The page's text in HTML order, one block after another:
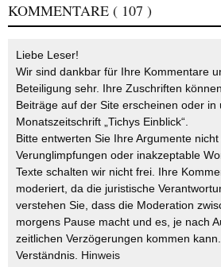
KOMMENTARE ( 107 )
Liebe Leser!
Wir sind dankbar für Ihre Kommentare
Beteiligung sehr. Ihre Zuschriften
Beiträge auf der Site erscheinen oder in
Monatszeitschrift „Tichys Einblick“.
Bitte entwerten Sie Ihre Argumente
Verunglimpfungen oder inakzeptable
Texte schalten wir nicht frei. Ihre
moderiert, da die juristische
verstehen Sie, dass die Moderation
morgens Pause macht und es, je nach
zeitlichen Verzögerungen kommen
Verständnis. Hinweis